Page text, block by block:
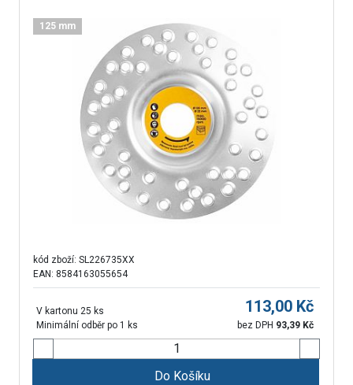
125 mm
kód zboží: SL226735XX
EAN: 8584163055654
V kartonu 25 ks
Minimální odběr po 1 ks
113,00 Kč
bez DPH 93,39 Kč
Do Košíku